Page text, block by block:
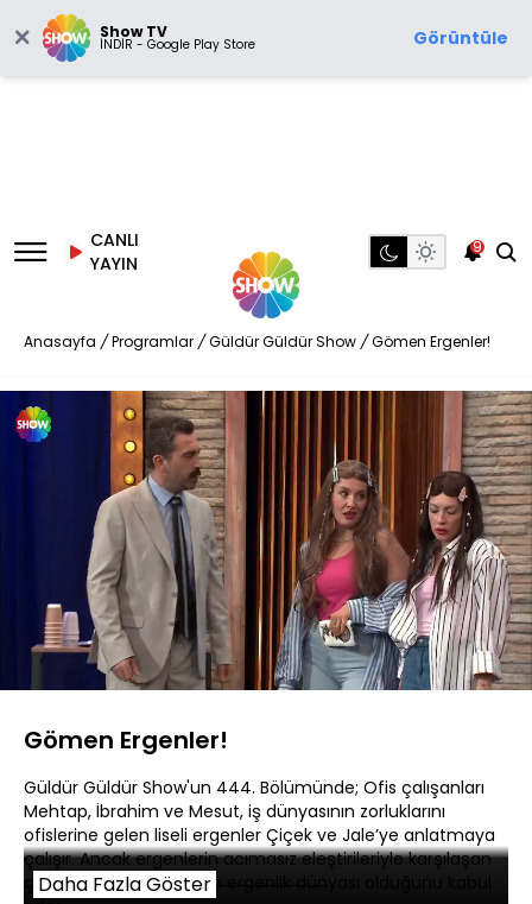
Show TV
İNDİR - Google Play Store Görüntüle
CANLI
YAYIN
9
Anasayfa / Programlar / Güldür Güldür Show / Gömen Ergenler!
Sesi
Aç
480P
Yüklendi
3.29%
Oynatma
Hızı
Gömen Ergenler!
Güldür Güldür Show'un 444. Bölümünde; Ofis çalışanları
Mehtap, İbrahim ve Mesut, iş dünyasının zorluklarını
ofislerine gelen liseli ergenler Çiçek ve Jale’ye anlatmaya
çalışır. Ancak ergenlerin acımasız eleştirileriyle karşılaşan
çalışanlar, asıl zor olanın ergenlik dünyası olduğunu kabul
Daha Fazla Göster